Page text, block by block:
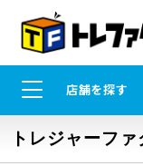
店舗を探す
トレジャーフ